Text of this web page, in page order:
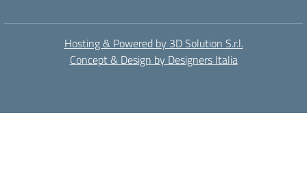
Hosting & Powered by 3D Solution S.r.l.
Concept & Design by Designers Italia